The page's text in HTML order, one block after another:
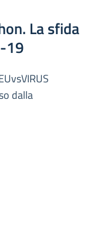
La sfida
19
dalla